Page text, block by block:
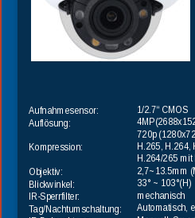
Aufnahmesensor:
Auflösung:
Kompression:
Objektiv:
Blickwinkel:
IR-Sperrfilter:
Tag/Nachtumschaltung:
1/2.7“ CMOS
720p
H.265, H.264,
H.264/265 mit
2,7~13.5mm
33° ~ 103°(H)
mechanisch
Automatisch,